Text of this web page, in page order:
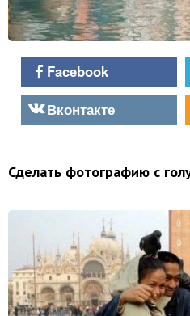
Facebook
Вконтакте
Сделать фотографию с